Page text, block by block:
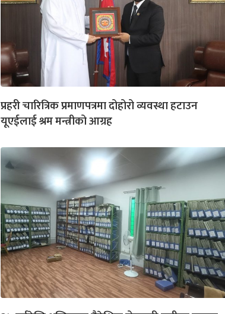
प्रहरी चारित्रिक प्रमाणपत्रमा दोहोरो व्यवस्था हटाउन
यूएईलाई श्रम मन्त्रीको आग्रह